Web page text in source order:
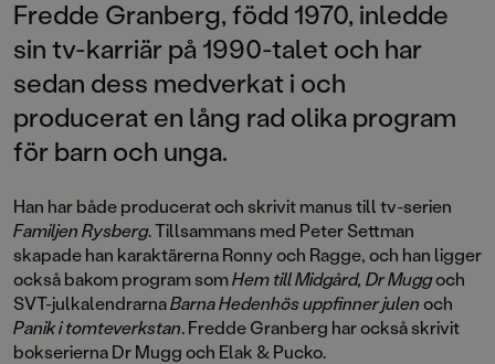
Fredde Granberg, född 1970, inledde
sin tv-karriär på 1990-talet och har
sedan dess medverkat i och
producerat en lång rad olika program
för barn och unga.
Han har både producerat och skrivit manus till tv-serien
Familjen Rysberg. Tillsammans med Peter Settman
skapade han karaktärerna Ronny och Ragge, och han ligger
också bakom program somHem till Midgård, Dr Muggoch
SVT-julkalendrarnaBarna Hedenhös uppfinner julenoch
Panik i tomteverkstan. Fredde Granberg har också skrivit
bokserierna Dr Mugg och Elak & Pucko.